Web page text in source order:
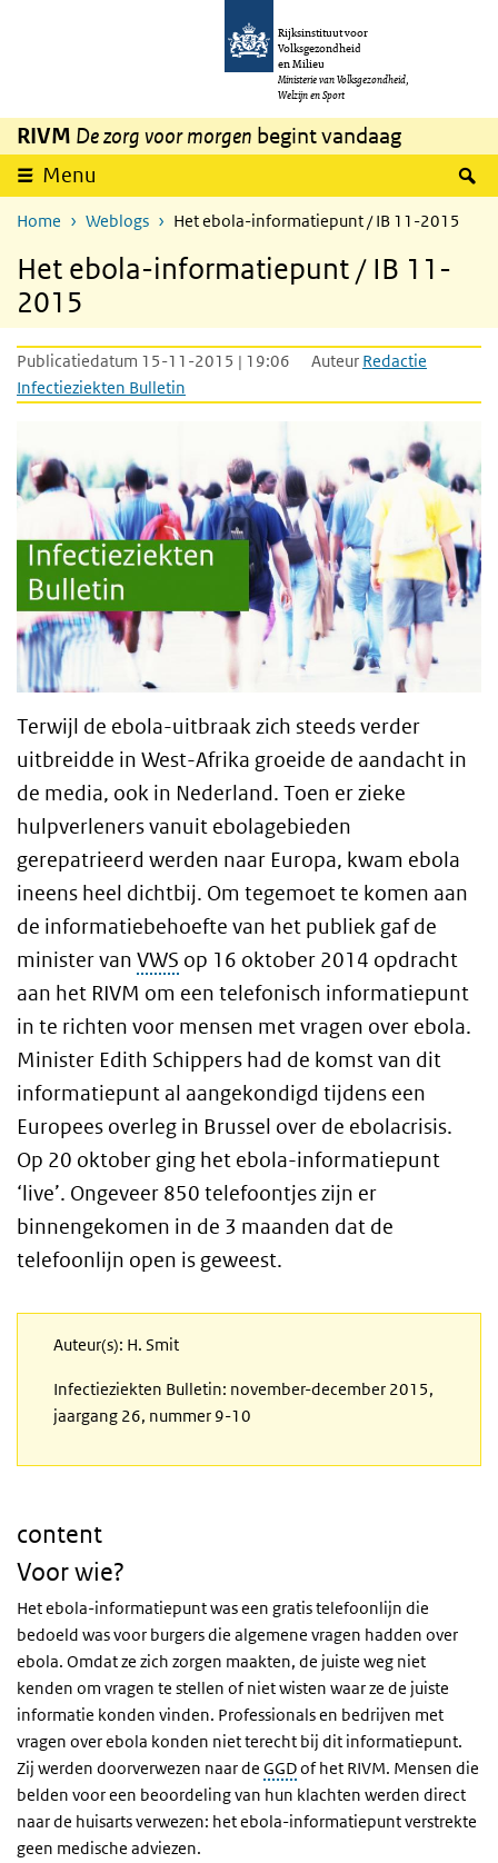
Overslaan en naar de inhoud gaan
Rijksinstituut voor
Volksgezondheid
en Milieu
Ministerie van Volksgezondheid,
Welzijn en Sport
RIVM De zorg voor morgen begint vandaag
Menu
Home Weblogs Het ebola-informatiepunt / IB 11-2015
Het ebola-informatiepunt / IB 11-
2015
Publicatiedatum 15-11-2015 | 19:06 Auteur Redactie
Infectieziekten Bulletin
Terwijl de ebola-uitbraak zich steeds verder
uitbreidde in West-Afrika groeide de aandacht in
de media, ook in Nederland. Toen er zieke
hulpverleners vanuit ebolagebieden
gerepatrieerd werden naar Europa, kwam ebola
ineens heel dichtbij. Om tegemoet te komen aan
de informatiebehoefte van het publiek gaf de
minister van VWS op 16 oktober 2014 opdracht
aan het RIVM om een telefonisch informatiepunt
in te richten voor mensen met vragen over ebola.
Minister Edith Schippers had de komst van dit
informatiepunt al aangekondigd tijdens een
Europees overleg in Brussel over de ebolacrisis.
Op 20 oktober ging het ebola-informatiepunt
‘live’. Ongeveer 850 telefoontjes zijn er
binnengekomen in de 3 maanden dat de
telefoonlijn open is geweest.
Auteur(s): H. Smit
Infectieziekten Bulletin: november-december 2015,
jaargang 26, nummer 9-10
content
Voor wie?
Het ebola-informatiepunt was een gratis telefoonlijn die
bedoeld was voor burgers die algemene vragen hadden over
ebola. Omdat ze zich zorgen maakten, de juiste weg niet
kenden om vragen te stellen of niet wisten waar ze de juiste
informatie konden vinden. Professionals en bedrijven met
vragen over ebola konden niet terecht bij dit informatiepunt.
Zij werden doorverwezen naar de GGDof het RIVM. Mensen die
belden voor een beoordeling van hun klachten werden direct
naar de huisarts verwezen: het ebola-informatiepunt verstrekte
geen medische adviezen.